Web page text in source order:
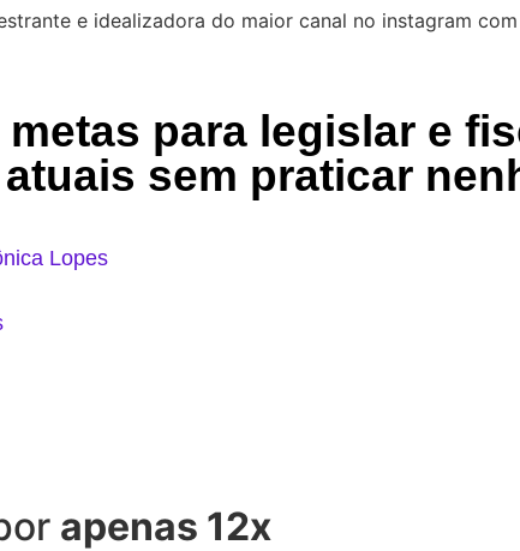
e idealizadora do maior canal no instagram
para legislar e
sem praticar
Lopes
apenas 12x